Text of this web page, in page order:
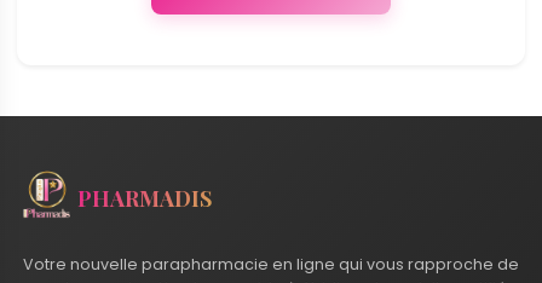
PHARMADIS
Votre nouvelle parapharmacie en ligne qui vous rapproche de